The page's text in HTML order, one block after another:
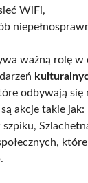
WiFi,
ważną rolę w
odbywają się
akcje takie